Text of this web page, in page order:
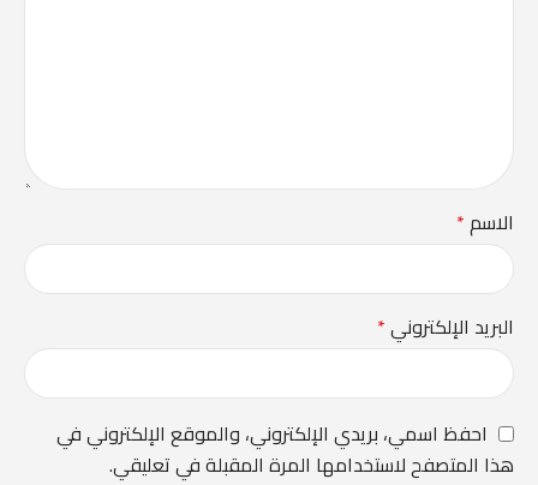
الاسم*
البريد الإلكتروني*
احفظ اسمي، بريدي الإلكتروني، والموقع الإلكتروني في
هذا المتصفح لاستخدامها المرة المقبلة في تعليقي.